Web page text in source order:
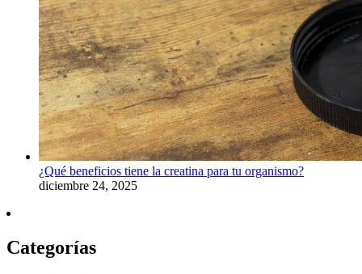
¿Qué beneficios tiene la creatina para tu organismo?
diciembre 24, 2025
Categorías